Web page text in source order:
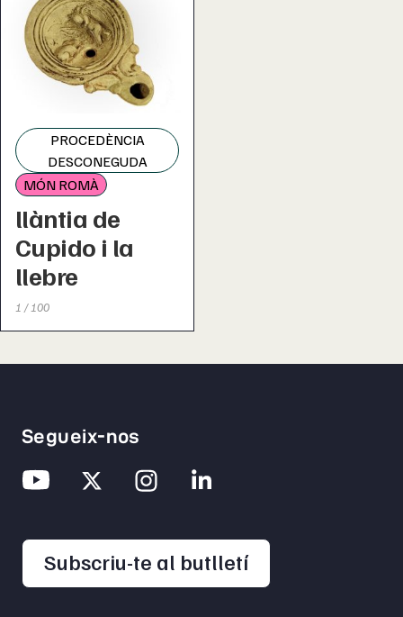
PROCEDÈNCIA
DESCONEGUDA
MÓN ROMÀ
llàntia de
Cupido i la
llebre
1 / 100
Segueix-nos
Subscriu-te al butlletíopens in a new